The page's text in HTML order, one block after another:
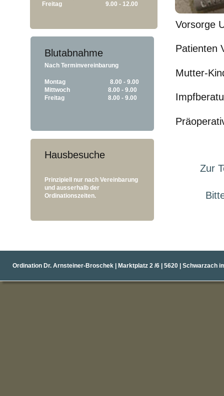
Ordination Dr. Arnsteiner-Broschek | Marktplatz 2 /6 | 5620 | Schwarzach
Vorsorge
Patienten
Mutter-
Zur
Hausbesuche
Prinzipiell nur nach Vereinbarung
und ausserhalb der
Ordinationszeiten.
Blutabnahme
Nach Terminvereinbarung
Montag
      8.00 - 9.00
Mittwoch
                 8.00 - 9.00
Freitag
                 8.00 - 9.00
Freitag
                 9.00 - 12.00